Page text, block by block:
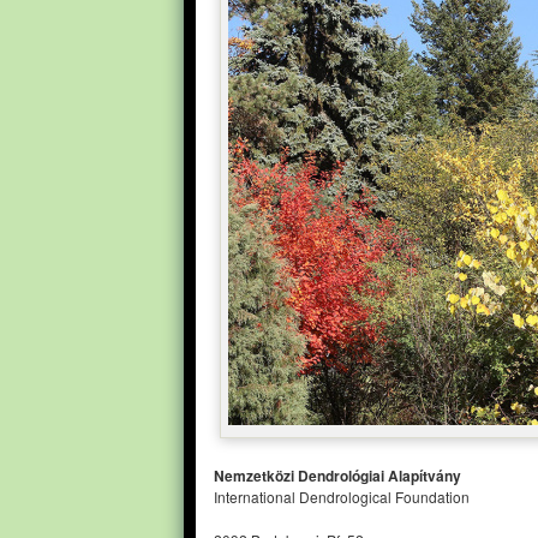
Nemzetközi Dendrológiai Alapítvány
International Dendrological Foundation